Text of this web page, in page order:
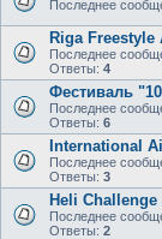
Последнее
Riga Freestyle
Последнее
Ответы: 4
Фестиваль
Последнее
Ответы: 6
International
Последнее
Ответы: 3
Heli Challenge
Последнее
Ответы: 2